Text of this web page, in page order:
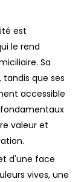
est
le rend
Sa
que ses
accessible
valeur et
d'une face
vives, une